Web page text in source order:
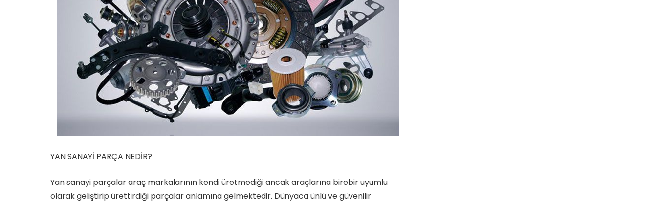
YAN SANAYİ PARÇA NEDİR?
Yan sanayi parçalar araç markalarının kendi üretmediği ancak araçlarına birebir uyumlu
olarak geliştirip ürettirdiği parçalar anlamına gelmektedir. Dünyaca ünlü ve güvenilir